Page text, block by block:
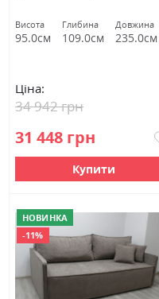
Висота
95.0см
Глибина
109.0см
Довжина
235.0см
Ціна:
31 448 грн
34 942 грн
Купити
НОВИНКА
-11%